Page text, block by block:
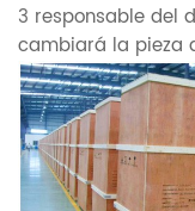
3 responsable del
cambiará la pieza